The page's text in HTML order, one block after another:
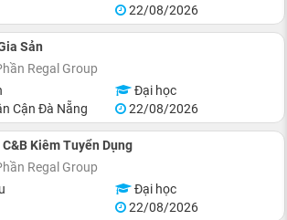
22/08/2026
Sản
Regal Group
Đại học
Cận Đà Nẵng
22/08/2026
Kiêm Tuyển Dụng
Regal Group
Đại học
22/08/2026